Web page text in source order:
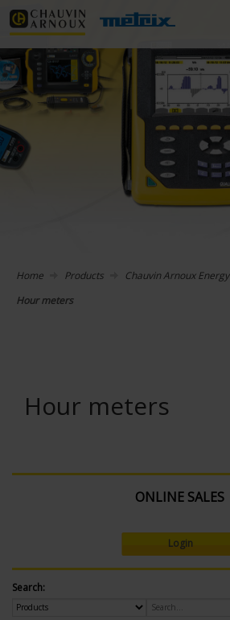
Home Products Chauvin Arnoux Energy
Hour meters
Hour meters
ONLINE SALES
Login
Search: